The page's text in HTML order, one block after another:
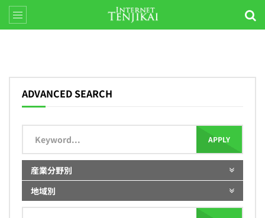
ADVANCED SEARCH
APPLY
産業分野別
地域別